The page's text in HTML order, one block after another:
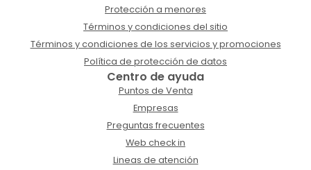
Protección a menores
Términos y condiciones del sitio
Términos y condiciones de los servicios y promociones
Política de protección de datos
Centro de ayuda
Puntos de Venta
Empresas
Preguntas frecuentes
Web check in
Lineas de atención